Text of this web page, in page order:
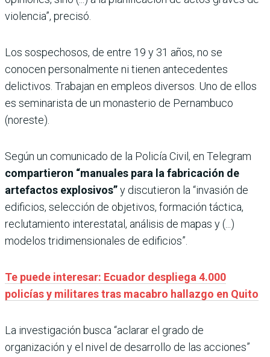
violencia”, precisó.
Los sospechosos, de entre 19 y 31 años, no se
conocen personalmente ni tienen antecedentes
delictivos. Trabajan en empleos diversos. Uno de ellos
es seminarista de un monasterio de Pernambuco
(noreste).
Según un comunicado de la Policía Civil, en Telegram
compartieron “manuales para la fabricación de
artefactos explosivos”y discutieron la “invasión de
edificios, selección de objetivos, formación táctica,
reclutamiento interestatal, análisis de mapas y (...)
modelos tridimensionales de edificios”.
Te puede interesar: Ecuador despliega 4.000
policías y militares tras macabro hallazgo en Quito
La investigación busca “aclarar el grado de
organización y el nivel de desarrollo de las acciones”